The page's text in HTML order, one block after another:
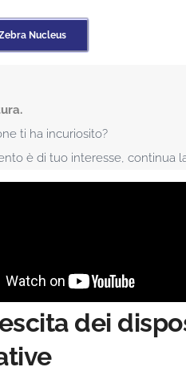
Nucleus
ti ha incuriosito?
è di tuo interesse, continua
dei